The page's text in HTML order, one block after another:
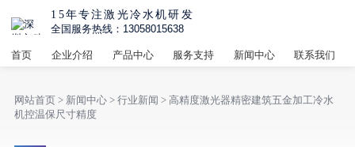
15年专注激光冷水机研发
全国服务热线：13058015638
首页 企业介绍 产品中心 服务支持 新闻中心 联系我们
网站首页> 新闻中心> 行业新闻 > 高精度激光器精密建筑五金加工冷水
机控温保尺寸精度